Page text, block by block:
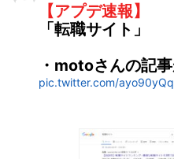
【アプデ速報】
「転職サイト」
・motoさんの記
pic.twitter.com/